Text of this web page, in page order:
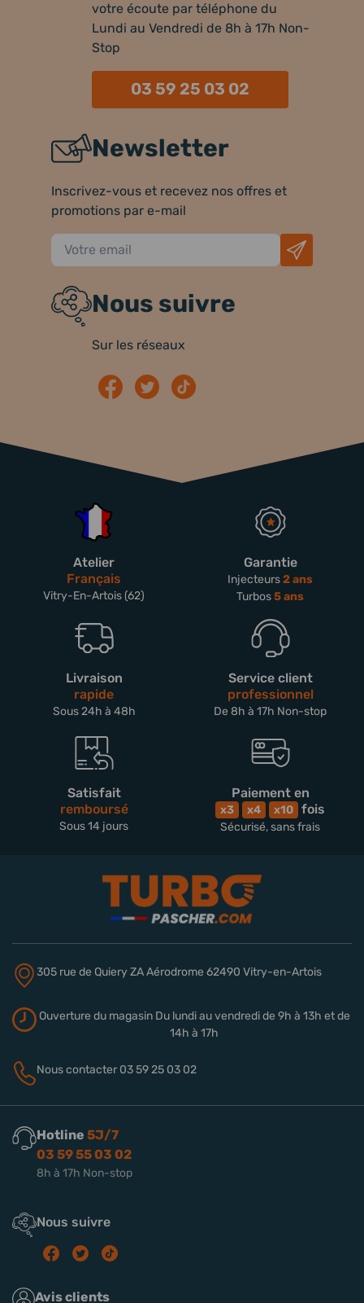
votre écoute par téléphone du
Lundi au Vendredi de 8h à 17h Non-
Stop
03 59 25 03 02
Newsletter
Inscrivez-vous et recevez nos offres et
promotions par e-mail
Nous suivre
Sur les réseaux
Atelier
Français
Vitry-En-Artois (62)
Garantie
Injecteurs2 ans
Turbos5 ans
Livraison
rapide
Sous 24h à 48h
Service client
professionnel
De 8h à 17h Non-stop
Satisfait
remboursé
Sous 14 jours
Paiement en
x3 x4 x10 fois
Sécurisé, sans frais
305 rue de QuieryZA Aérodrome 62490 Vitry-en-Artois
Ouverture du magasinDu lundi au vendredi de 9h à 13h et de
14h à 17h
Nous contacter 03 59 25 03 02
Hotline 5J/7
03 59 55 03 02
8h à 17h Non-stop
Nous suivre
Avis clients